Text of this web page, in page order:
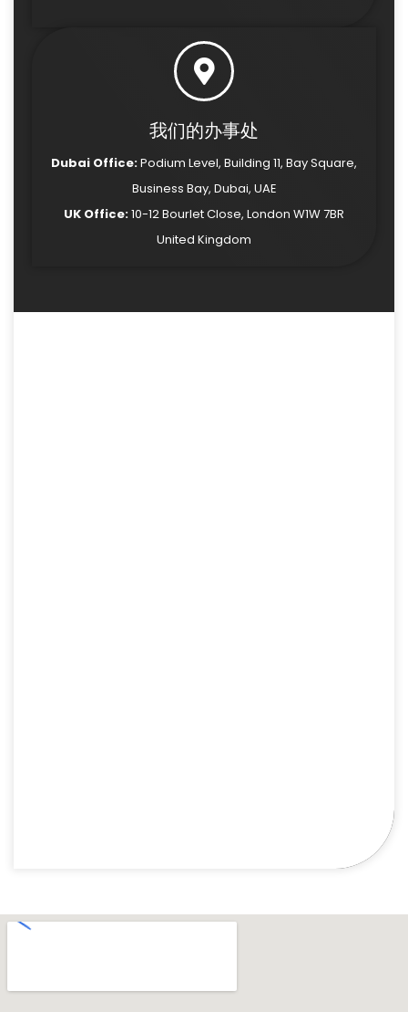
我们的办事处
Dubai Office:Podium Level, Building 11, Bay Square,
Business Bay, Dubai, UAE
UK Office:10-12 Bourlet Close, London W1W 7BR
United Kingdom